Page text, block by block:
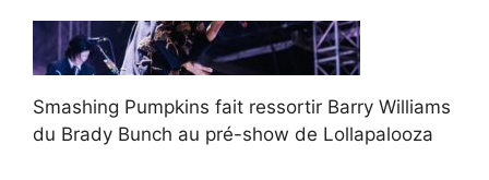
Smashing Pumpkins fait ressortir Barry Williams
du Brady Bunch au pré-show de Lollapalooza